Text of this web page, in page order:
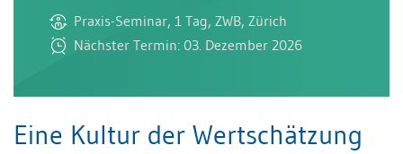
Praxis-Seminar, 1 Tag, ZWB, Zürich
Nächster Termin: 03. Dezember 2026
Eine Kultur der Wertschätzung